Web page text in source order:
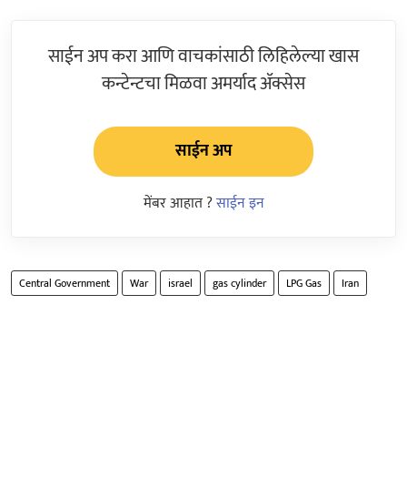
साईन अप करा आणि वाचकांसाठी लिहिलेल्या खास
कन्टेन्टचा मिळवा अमर्याद ॲक्सेस
साईन अप
मेंबर आहात ?साईन इन
Central Government War israel gas cylinder LPG Gas Iran